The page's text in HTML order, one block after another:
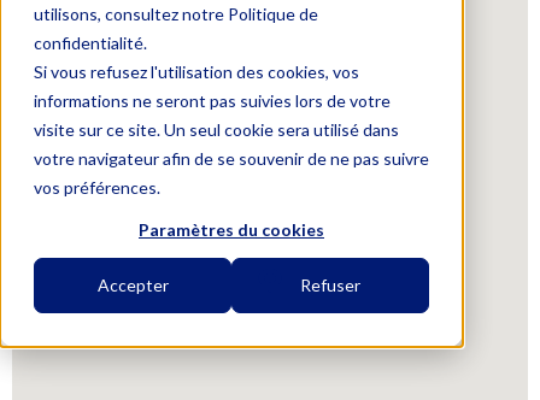
utilisons, consultez notre Politique de
confidentialité.
Si vous refusez l'utilisation des cookies, vos
informations ne seront pas suivies lors de votre
visite sur ce site. Un seul cookie sera utilisé dans
votre navigateur afin de se souvenir de ne pas suivre
vos préférences.
Paramètres du cookies
Accepter Refuser